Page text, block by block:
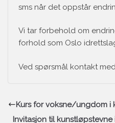
sms når det oppstår
Vi tar forbehold om
forhold som Oslo
Ved spørsmål kontakt
Kurs for voksne/ungdom i
Invitasjon til